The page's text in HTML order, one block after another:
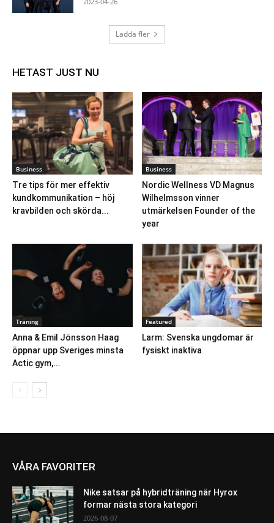
Ladda fler
HETAST JUST NU
Business
Tre tips för mer effektiv
kundkommunikation – höj
kravbilden och skörda...
Business
Nordic Wellness VD Magnus
Wilhelmsson vinner
utmärkelsen Founder of the
year
Träning
Anna & Emil Jönsson Haag
öppnar upp Sveriges minsta
Actic gym,...
Featured
Larm: Svenska ungdomar är
fysiskt inaktiva
VÅRA FAVORITER
Nike satsar på hybridträning när Hyrox
formar nästa stora kategori
2026-08-07